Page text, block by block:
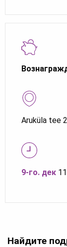
Aruküla tee
9-го. дек
Найдите